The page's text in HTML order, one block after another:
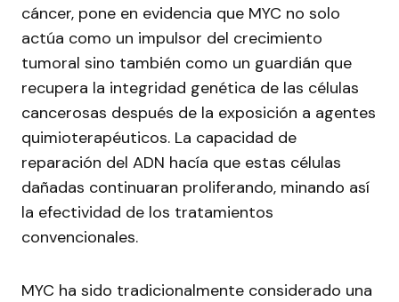
cáncer, pone en evidencia que MYC no solo
actúa como un impulsor del crecimiento
tumoral sino también como un guardián que
recupera la integridad genética de las células
cancerosas después de la exposición a agentes
quimioterapéuticos. La capacidad de
reparación del ADN hacía que estas células
dañadas continuaran proliferando, minando así
la efectividad de los tratamientos
convencionales.
MYC ha sido tradicionalmente considerado una